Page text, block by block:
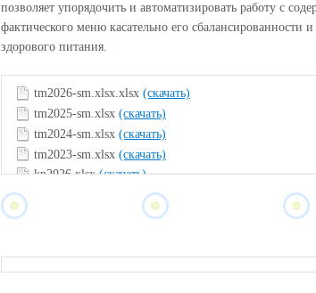
позволяет упорядочить и автоматизировать работу с
фактического меню касательно его сбалансированности
здорового питания.
tm2026-sm.xlsx.xlsx (скачать)
tm2025-sm.xlsx (скачать)
tm2024-sm.xlsx (скачать)
tm2023-sm.xlsx (скачать)
kp2026.xlsx(скачать)
(скачать)
(скачать)
findex.xlsx(скачать)